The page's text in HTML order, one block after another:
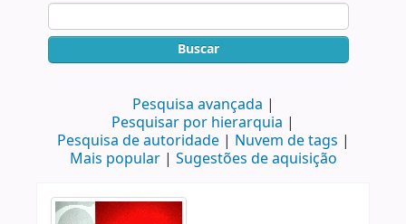
Buscar
Pesquisa avançada
Pesquisar por hierarquia
Pesquisa de autoridade
Nuvem de tags
Mais popular
Sugestões de aquisição